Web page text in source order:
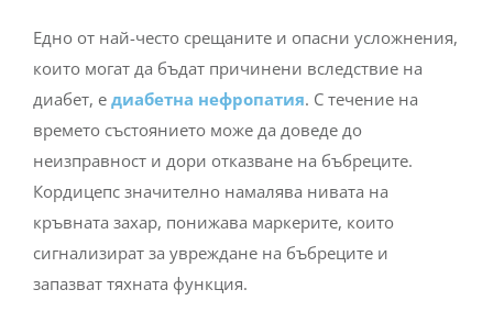
Едно от най-често срещаните и опасни усложнения,
които могат да бъдат причинени вследствие на
диабет, е диабетна нефропатия. С течение на
времето състоянието може да доведе до
неизправност и дори отказване на бъбреците.
Кордицепс значително намалява нивата на
кръвната захар, понижава маркерите, които
сигнализират за увреждане на бъбреците и
запазват тяхната функция.